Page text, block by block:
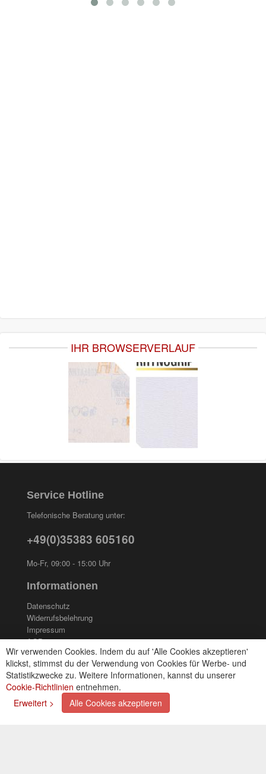
IHR BROWSERVERLAUF
Wir verwenden Cookies. Indem du auf 'Alle Cookies akzeptieren'
klickst, stimmst du der Verwendung von Cookies für Werbe- und
Statistikzwecke zu. Weitere Informationen, kannst du unserer
Cookie-Richtlinien entnehmen.
Erweitert >
Alle Cookies akzeptieren
Service Hotline
Telefonische Beratung unter:
+49(0)35383 605160
Mo-Fr, 09:00 - 15:00 Uhr
Informationen
Datenschutz
Widerrufsbelehrung
Impressum
AGB
Kontakt
Cookies einstellungen
Zahlungsarten